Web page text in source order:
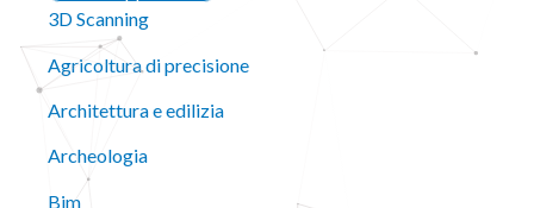
3D Scanning
Agricoltura di precisione
Architettura e edilizia
Archeologia
Bim